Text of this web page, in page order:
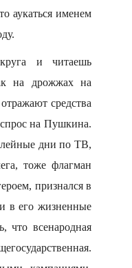
аукаться именем
и читаешь
на дрожжах на
средства
на Пушкина.
дни по ТВ,
тоже флагман
признался в
в его жизненные
всенародная